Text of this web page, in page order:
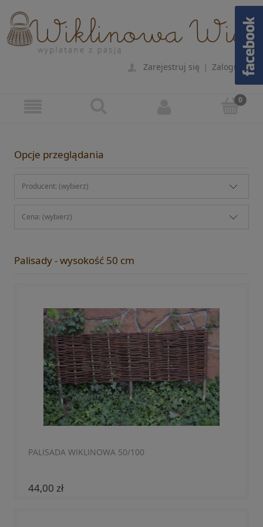
Zarejestruj się | Zaloguj się
Opcje przeglądania
Producent: (wybierz)
Cena: (wybierz)
Palisady - wysokość 50 cm
PALISADA WIKLINOWA 50/100
44,00 zł